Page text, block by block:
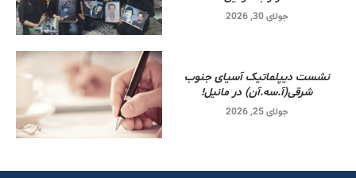
جولای 30, 2026
نشست دیپلماتیک آسیای جنوب
شرقی‌(آ.سه.آن) در مانیل!
جولای 25, 2026